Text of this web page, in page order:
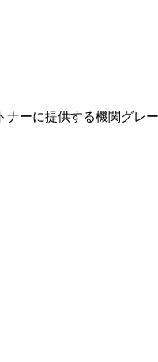
ナーに提供する機関グレ